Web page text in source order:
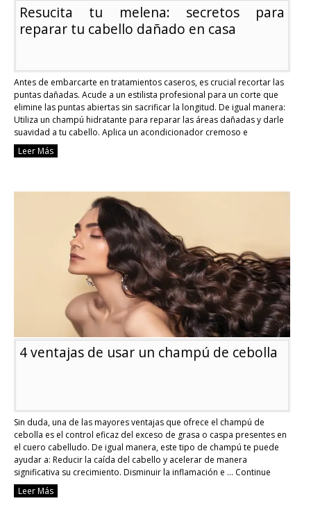
Resucita tu melena: secretos para
reparar tu cabello dañado en casa
Antes de embarcarte en tratamientos caseros, es crucial recortar las
puntas dañadas. Acude a un estilista profesional para un corte que
elimine las puntas abiertas sin sacrificar la longitud. De igual manera:
Utiliza un champú hidratante para reparar las áreas dañadas y darle
suavidad a tu cabello. Aplica un acondicionador cremoso e
hidratante que te …
cabello
dañado
en
casa
Leer Más
4 ventajas de usar un champú de cebolla
Sin duda, una de las mayores ventajas que ofrece el champú de
cebolla es el control eficaz del exceso de grasa o caspa presentes en
el cuero cabelludo. De igual manera, este tipo de champú te puede
ayudar a: Reducir la caída del cabello y acelerar de manera
significativa su crecimiento. Disminuir la inflamación e … Continue
reading
4
Leer Más